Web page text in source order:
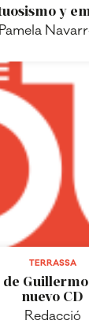
y
Pamela
TERRASSA
nuevo CD
Redacció